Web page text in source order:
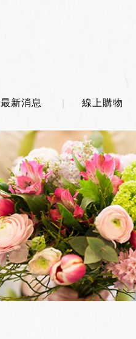
最新消息 線上購物